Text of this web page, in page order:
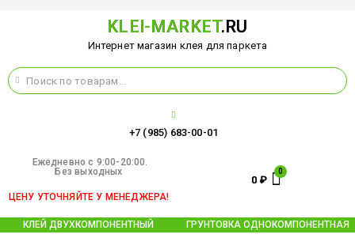
KLEI-MARKET.RU
Интернет магазин клея для паркета
+7 (985) 683-00-01
Ежедневно c 9:00-20:00.
Без выходных
ЦЕНУ УТОЧНЯЙТЕ У МЕНЕДЖЕРА!
0 ₽
КЛЕЙ ДВУХКОМПОНЕНТНЫЙ ГРУНТОВКА ОДНОКОМПОНЕНТНАЯ